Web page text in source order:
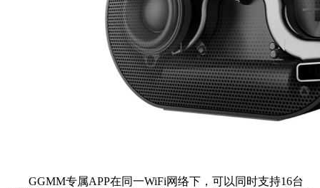
GGMM专属APP在同一WiFi网络下，可以同时支持16台